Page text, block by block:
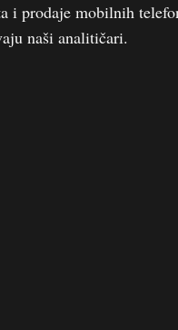
i prodaje mobilnih
naši analitičari.